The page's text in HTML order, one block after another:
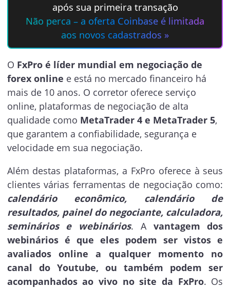
após sua primeira transação
Não perca – a oferta Coinbase é limitada
aos novos cadastrados »
O FxPro é líder mundial em negociação de
forex online e está no mercado financeiro há
mais de 10 anos. O corretor oferece serviço
online, plataformas de negociação de alta
qualidade como MetaTrader 4 e MetaTrader 5,
que garantem a confiabilidade, segurança e
velocidade em sua negociação.
Além destas plataformas, a FxPro oferece à seus
clientes várias ferramentas de negociação como:
calendário econômico, calendário de
resultados, painel do negociante, calculadora,
seminários e webinários. A vantagem dos
webinários é que eles podem ser vistos e
avaliados online a qualquer momento no
canal do Youtube, ou também podem ser
acompanhados ao vivo no site da FxPro. Os